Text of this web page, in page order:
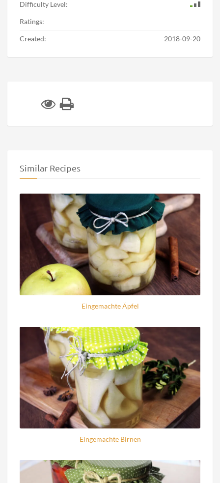
Difficulty Level:
Ratings:
Created: 2018-09-20
Similar Recipes
Eingemachte Äpfel
Eingemachte Birnen